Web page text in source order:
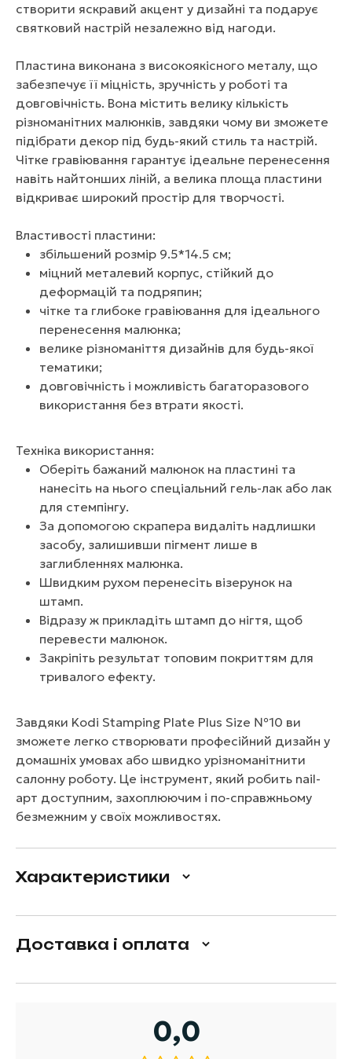
створити яскравий акцент у дизайні та подарує
святковий настрій незалежно від нагоди.
Пластина виконана з високоякісного металу, що
забезпечує її міцність, зручність у роботі та
довговічність. Вона містить велику кількість
різноманітних малюнків, завдяки чому ви зможете
підібрати декор під будь-який стиль та настрій.
Чітке гравіювання гарантує ідеальне перенесення
навіть найтонших ліній, а велика площа пластини
відкриває широкий простір для творчості.
Властивості пластини:
збільшений розмір 9.5*14.5 см;
міцний металевий корпус, стійкий до
деформацій та подряпин;
чітке та глибоке гравіювання для ідеального
перенесення малюнка;
велике різноманіття дизайнів для будь-якої
тематики;
довговічність і можливість багаторазового
використання без втрати якості.
Техніка використання:
Оберіть бажаний малюнок на пластині та
нанесіть на нього спеціальний гель-лак або лак
для стемпінгу.
За допомогою скрапера видаліть надлишки
засобу, залишивши пігмент лише в
заглибленнях малюнка.
Швидким рухом перенесіть візерунок на
штамп.
Відразу ж прикладіть штамп до нігтя, щоб
перевести малюнок.
Закріпіть результат топовим покриттям для
тривалого ефекту.
Завдяки Kodi Stamping Plate Plus Size №10 ви
зможете легко створювати професійний дизайн у
домашніх умовах або швидко урізноманітнити
салонну роботу. Це інструмент, який робить nail-
арт доступним, захоплюючим і по-справжньому
безмежним у своїх можливостях.
Характеристики
Доставка і оплата
0,0